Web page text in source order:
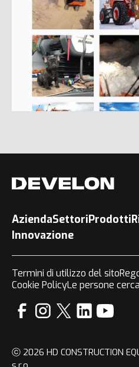
AziendaSettoriProdotti
Innovazione
Termini di utilizzo del sito
Cookie PolicyLe persone
ⓒ 2026 HD CONSTRUCTION